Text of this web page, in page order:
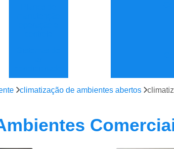
Sistemas de
climatização
Contrato
climatização de ambientes abertos